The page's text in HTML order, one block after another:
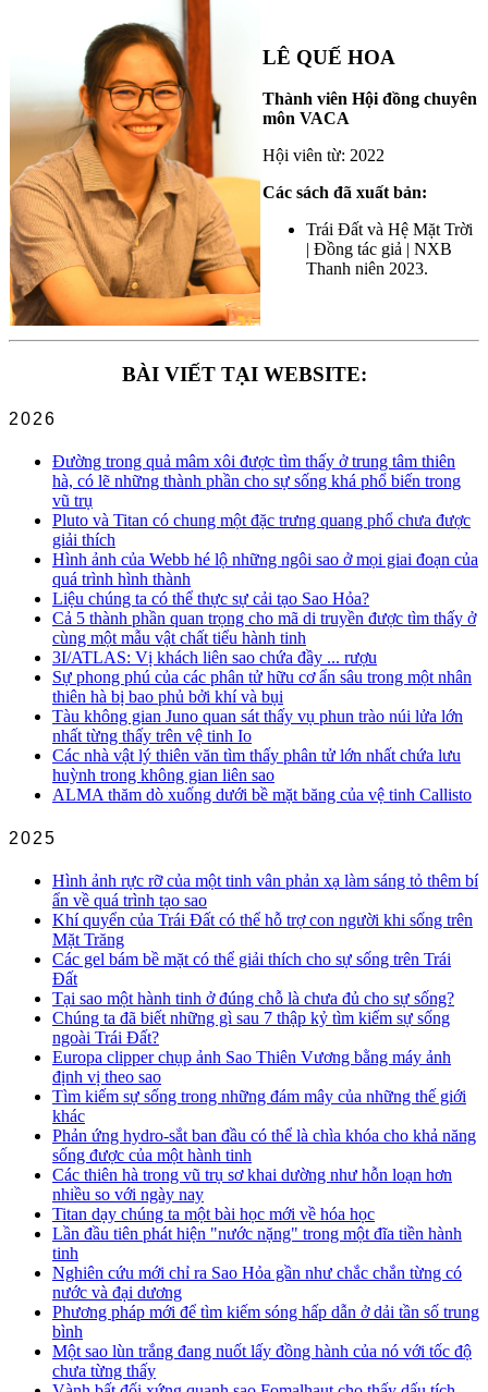
LÊ QUẾ HOA
Thành viên Hội đồng chuyên
môn VACA
Hội viên từ: 2022
Các sách đã xuất bản:
Trái Đất và Hệ Mặt Trời
| Đồng tác giả | NXB
Thanh niên 2023.
BÀI VIẾT TẠI WEBSITE:
2026
Đường trong quả mâm xôi được tìm thấy ở trung tâm thiên
hà, có lẽ những thành phần cho sự sống khá phổ biến trong
vũ trụ
Pluto và Titan có chung một đặc trưng quang phổ chưa được
giải thích
Hình ảnh của Webb hé lộ những ngôi sao ở mọi giai đoạn của
quá trình hình thành
Liệu chúng ta có thể thực sự cải tạo Sao Hỏa?
Cả 5 thành phần quan trọng cho mã di truyền được tìm thấy ở
cùng một mẫu vật chất tiểu hành tinh
3I/ATLAS: Vị khách liên sao chứa đầy ... rượu
Sự phong phú của các phân tử hữu cơ ẩn sâu trong một nhân
thiên hà bị bao phủ bởi khí và bụi
Tàu không gian Juno quan sát thấy vụ phun trào núi lửa lớn
nhất từng thấy trên vệ tinh Io
Các nhà vật lý thiên văn tìm thấy phân tử lớn nhất chứa lưu
huỳnh trong không gian liên sao
ALMA thăm dò xuống dưới bề mặt băng của vệ tinh Callisto
2025
Hình ảnh rực rỡ của một tinh vân phản xạ làm sáng tỏ thêm bí
ẩn về quá trình tạo sao
Khí quyển của Trái Đất có thể hỗ trợ con người khi sống trên
Mặt Trăng
Các gel bám bề mặt có thể giải thích cho sự sống trên Trái
Đất
Tại sao một hành tinh ở đúng chỗ là chưa đủ cho sự sống?
Chúng ta đã biết những gì sau 7 thập kỷ tìm kiếm sự sống
ngoài Trái Đất?
Europa clipper chụp ảnh Sao Thiên Vương bằng máy ảnh
định vị theo sao
Tìm kiếm sự sống trong những đám mây của những thế giới
khác
Phản ứng hydro-sắt ban đầu có thể là chìa khóa cho khả năng
sống được của một hành tinh
Các thiên hà trong vũ trụ sơ khai dường như hỗn loạn hơn
nhiều so với ngày nay
Titan dạy chúng ta một bài học mới về hóa học
Lần đầu tiên phát hiện "nước nặng" trong một đĩa tiền hành
tinh
Nghiên cứu mới chỉ ra Sao Hỏa gần như chắc chắn từng có
nước và đại dương
Phương pháp mới để tìm kiếm sóng hấp dẫn ở dải tần số trung
bình
Một sao lùn trắng đang nuốt lấy đồng hành của nó với tốc độ
chưa từng thấy